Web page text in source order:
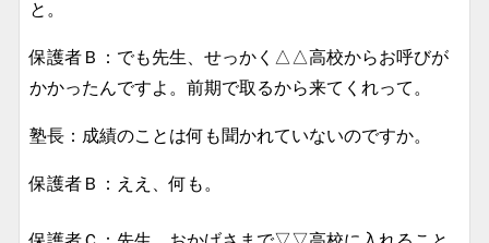
と。
保護者Ｂ：でも先生、せっかく△△高校からお呼びが
かかったんですよ。前期で取るから来てくれって。
塾長：成績のことは何も聞かれていないのですか。
保護者Ｂ：ええ、何も。